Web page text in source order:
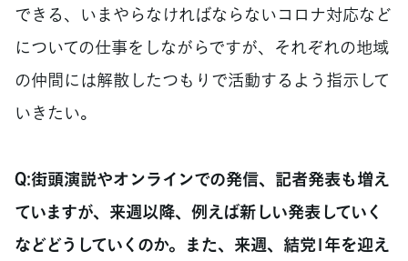
できる、いまやらなければならないコロナ対応など
についての仕事をしながらですが、それぞれの地域
の仲間には解散したつもりで活動するよう指示して
いきたい。
Q:街頭演説やオンラインでの発信、記者発表も増え
ていますが、来週以降、例えば新しい発表していく
などどうしていくのか。また、来週、結党1年を迎え